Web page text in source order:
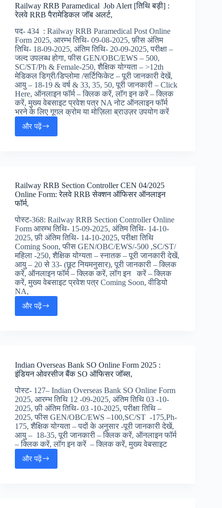
Alert
2025
–
इंटेलिजेंस
ब्यूरो
SA/MT
जॉब
अलर्ट,
Railway RRB Paramedical Job Alert [तिथि बड़ी] :
रेलवे RRB पैरामेडिकल जॉब अलर्ट,
पद- 434 : Railway RRB Paramedical Post Online
Form 2025, आरम्भ तिथि- 09-08-2025, फ़ीस अंतिम
तिथि- 18-09-2025, अंतिम तिथि- 20-09-2025, परीक्षा –
जल्द उपलब्ध होगा, फीस GEN/OBC/EWS – 500,
SC/ST/Ph & Female-250, शैक्षिक योग्यता – >12th
मेडिकल डिग्री/डिप्लोमा /सर्टिफिकेट – पूरी जानकारी देखें,
आयु – 18-19 & वर्ष & 33, 35, 50, पूरी जानकारी – Click
Here, ऑनलाइन फॉर्म – क्लिक करें, लॉग इन करें – क्लिक
करें, मुख्य वेबसाइट प्रवेश पत्र NA नोट ऑनलाइन फॉर्म
भरने के लिए गूगल क्रोम या मोज़िला ब्राउज़र उपयोग करें
और पढ़ेंRailway
बड़ी]
:
RRB
पैरामेडिकल
जॉब
अलर्ट,
Railway RRB Section Controller CEN 04/2025
Online Form: रेलवे RRB सेक्शन ऑफिसर ऑनलाइन
फॉर्म,
पोस्ट-368: Railway RRB Section Controller Online
Form आरम्भ तिथि- 15-09-2025, अंतिम तिथि- 14-10-
2025, फ़ी अंतिम तिथि- 14-10-2025, परीक्षा तिथि
Coming Soon, फीस GEN/OBC/EWS/-500 ,SC/ST/
महिला -250, शैक्षिक योग्यता – स्नातक – पूरी जानकारी देखें,
आयु – 20 से 33- (छूट नियमनुसार), पूरी जानकारी – क्लिक
करें, ऑनलाइन फॉर्म – क्लिक करें, लॉग इन करें – क्लिक
करें, मुख्य वेबसाइट प्रवेश पत्र Coming Soon, वीडियो
NA,
और पढ़ेंRailway
Online
Form:
रेलवे
RRB
सेक्शन
ऑफिसर
ऑनलाइन
फॉर्म,
Indian Overseas Bank SO Online Form 2025 :
इंडियन ओवरसीज बैंक SO ऑफिसर जॉब्स,
पोस्ट- 127– Indian Overseas Bank SO Online Form
2025, आरम्भ तिथि 12 -09-2025, अंतिम तिथि 03 -10-
2025, फ़ी अंतिम तिथि- 03 -10-2025, परीक्षा तिथि –
2025, फीस GEN/OBC/EWS –100,SC/ST -175,Ph-
175, शैक्षिक योग्यता – पदों के अनुसार -पूरी जानकारी देखें,
आयु – 18-35, पूरी जानकारी – क्लिक करें, ऑनलाइन फॉर्म
– क्लिक करें, लॉग इन करें – क्लिक करें, मुख्य वेबसाइट
और पढ़ेंIndian
Overseas